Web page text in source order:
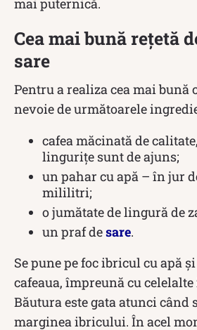
Cea mai bună rețetă
sare
Pentru a realiza cea mai bună
nevoie de următoarele
cafea măcinată de
lingurițe sunt de ajuns;
un pahar cu apă – în jur
mililitri;
o jumătate de lingură de
un praf desare.
Se pune pe foc ibricul cu apă
cafeaua, împreună cu
Băutura este gata atunci când
marginea ibricului. În acel